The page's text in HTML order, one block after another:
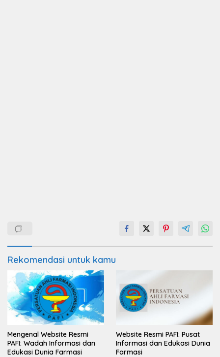
Rekomendasi untuk kamu
Mengenal Website Resmi
PAFI: Wadah Informasi dan
Edukasi Dunia Farmasi
Website Resmi PAFI: Pusat
Informasi dan Edukasi Dunia
Farmasi